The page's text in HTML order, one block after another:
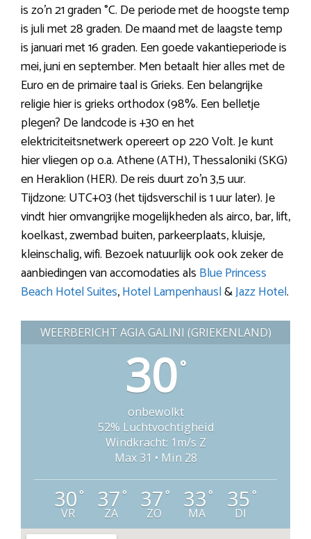
is zo’n 21 graden °C. De periode met de hoogste temp
is juli met 28 graden. De maand met de laagste temp
is januari met 16 graden. Een goede vakantieperiode is
mei, juni en september. Men betaalt hier alles met de
Euro en de primaire taal is Grieks. Een belangrijke
religie hier is grieks orthodox (98%. Een belletje
plegen? De landcode is +30 en het
elektriciteitsnetwerk opereert op 220 Volt. Je kunt
hier vliegen op o.a. Athene (ATH), Thessaloniki (SKG)
en Heraklion (HER). De reis duurt zo’n 3,5 uur.
Tijdzone: UTC+03 (het tijdsverschil is 1 uur later). Je
vindt hier omvangrijke mogelijkheden als airco, bar, lift,
koelkast, zwembad buiten, parkeerplaats, kluisje,
kleinschalig, wifi. Bezoek natuurlijk ook ook zeker de
aanbiedingen van accomodaties als Blue Princess
Beach Hotel Suites,Hotel Lampenhausl&Jazz Hotel.
WEERBERICHT AGIA GALINI (GRIEKENLAND)
30°
onbewolkt
52% Luchtvochtigheid
Windkracht: 1m/s Z
Max 31 • Min 28
30°
VR
37°
ZA
37°
ZO
33°
MA
35°
DI